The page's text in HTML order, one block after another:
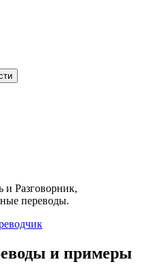
и Разговорник,
переводы.
и примеры